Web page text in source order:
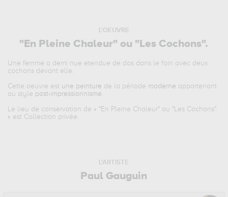
L'OEUVRE
"En Pleine Chaleur" ou "Les Cochons".
Une femme a demi nue etendue de dos dans le foin avec deux
cochons devant elle.
Cette oeuvre est une peinture de la période moderne appartenant
au style post-impressionnisme.
Le lieu de conservation de « "En Pleine Chaleur" ou "Les Cochons".
» est Collection privée.
L'ARTISTE
Paul Gauguin